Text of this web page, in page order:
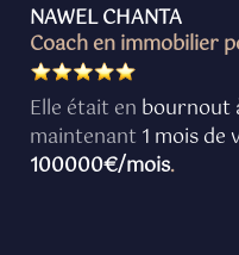
NAWEL CHANTA
Coach en immobilier
Elle était en bournout
maintenant 1 mois de
100000€/mois.